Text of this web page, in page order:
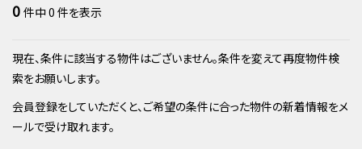
0 件中0 件を表示
現在、条件に該当する物件はございません。条件を変えて再度物件検
索をお願いします。
会員登録をしていただくと、ご希望の条件に合った物件の新着情報をメ
ールで受け取れます。